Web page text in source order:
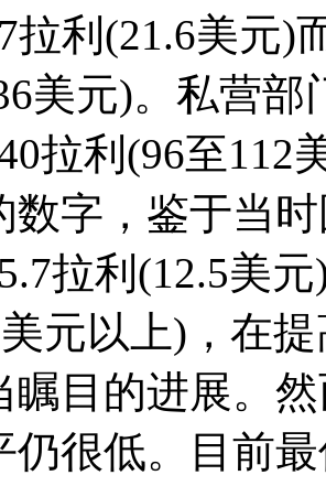
拉利(21.6美元)
美元)。私营部
拉利(96至112
数字，鉴于当
拉利(12.5美
元以上)，在
瞩目的进展。
仍很低。目前